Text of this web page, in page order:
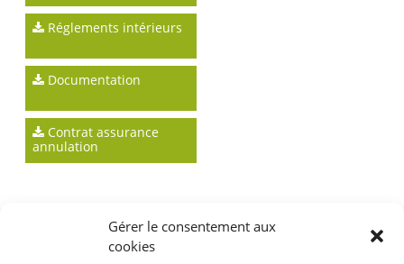
Gérer le consentement aux
cookies
Réglements intérieurs
Documentation
Contrat assurance
annulation